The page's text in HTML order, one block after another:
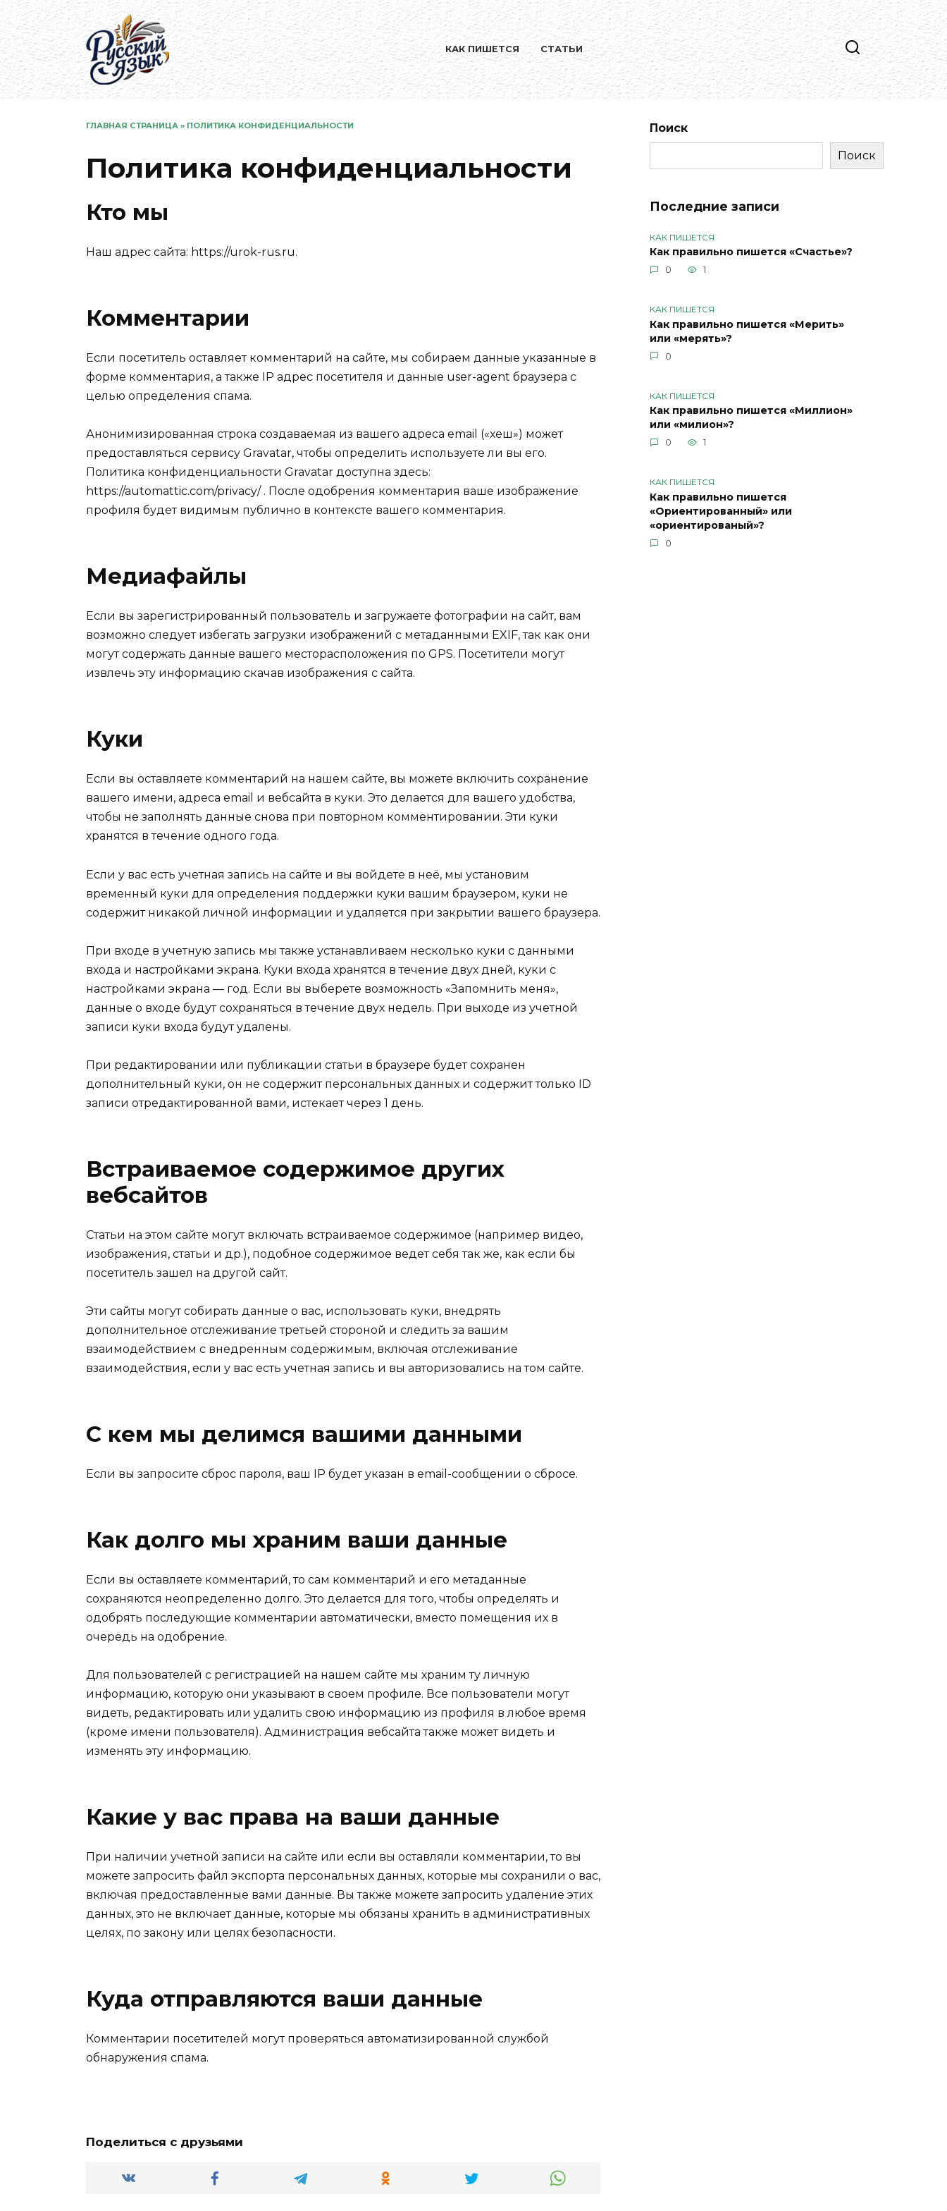
Перейти
к
содержанию
КАК ПИШЕТСЯ СТАТЬИ
ГЛАВНАЯ СТРАНИЦА » ПОЛИТИКА КОНФИДЕНЦИАЛЬНОСТИ
Политика конфиденциальности
Кто мы
Наш адрес сайта: https://urok-rus.ru.
Комментарии
Если посетитель оставляет комментарий на сайте, мы собираем данные указанные в
форме комментария, а также IP адрес посетителя и данные user-agent браузера с
целью определения спама.
Анонимизированная строка создаваемая из вашего адреса email («хеш») может
предоставляться сервису Gravatar, чтобы определить используете ли вы его.
Политика конфиденциальности Gravatar доступна здесь:
https://automattic.com/privacy/ . После одобрения комментария ваше изображение
профиля будет видимым публично в контексте вашего комментария.
Медиафайлы
Если вы зарегистрированный пользователь и загружаете фотографии на сайт, вам
возможно следует избегать загрузки изображений с метаданными EXIF, так как они
могут содержать данные вашего месторасположения по GPS. Посетители могут
извлечь эту информацию скачав изображения с сайта.
Куки
Если вы оставляете комментарий на нашем сайте, вы можете включить сохранение
вашего имени, адреса email и вебсайта в куки. Это делается для вашего удобства,
чтобы не заполнять данные снова при повторном комментировании. Эти куки
хранятся в течение одного года.
Если у вас есть учетная запись на сайте и вы войдете в неё, мы установим
временный куки для определения поддержки куки вашим браузером, куки не
содержит никакой личной информации и удаляется при закрытии вашего браузера.
При входе в учетную запись мы также устанавливаем несколько куки с данными
входа и настройками экрана. Куки входа хранятся в течение двух дней, куки с
настройками экрана — год. Если вы выберете возможность «Запомнить меня»,
данные о входе будут сохраняться в течение двух недель. При выходе из учетной
записи куки входа будут удалены.
При редактировании или публикации статьи в браузере будет сохранен
дополнительный куки, он не содержит персональных данных и содержит только ID
записи отредактированной вами, истекает через 1 день.
Встраиваемое содержимое других
вебсайтов
Статьи на этом сайте могут включать встраиваемое содержимое (например видео,
изображения, статьи и др.), подобное содержимое ведет себя так же, как если бы
посетитель зашел на другой сайт.
Эти сайты могут собирать данные о вас, использовать куки, внедрять
дополнительное отслеживание третьей стороной и следить за вашим
взаимодействием с внедренным содержимым, включая отслеживание
взаимодействия, если у вас есть учетная запись и вы авторизовались на том сайте.
С кем мы делимся вашими данными
Если вы запросите сброс пароля, ваш IP будет указан в email-сообщении о сбросе.
Как долго мы храним ваши данные
Если вы оставляете комментарий, то сам комментарий и его метаданные
сохраняются неопределенно долго. Это делается для того, чтобы определять и
одобрять последующие комментарии автоматически, вместо помещения их в
очередь на одобрение.
Для пользователей с регистрацией на нашем сайте мы храним ту личную
информацию, которую они указывают в своем профиле. Все пользователи могут
видеть, редактировать или удалить свою информацию из профиля в любое время
(кроме имени пользователя). Администрация вебсайта также может видеть и
изменять эту информацию.
Какие у вас права на ваши данные
При наличии учетной записи на сайте или если вы оставляли комментарии, то вы
можете запросить файл экспорта персональных данных, которые мы сохранили о вас,
включая предоставленные вами данные. Вы также можете запросить удаление этих
данных, это не включает данные, которые мы обязаны хранить в административных
целях, по закону или целях безопасности.
Куда отправляются ваши данные
Комментарии посетителей могут проверяться автоматизированной службой
обнаружения спама.
Поделиться с друзьями
Поиск
Поиск
Последние записи
КАК ПИШЕТСЯ
Как правильно пишется «Счастье»?
0 1
КАК ПИШЕТСЯ
Как правильно пишется «Мерить»
или «мерять»?
0
КАК ПИШЕТСЯ
Как правильно пишется «Миллион»
или «милион»?
0 1
КАК ПИШЕТСЯ
Как правильно пишется
«Ориентированный» или
«ориентированый»?
0